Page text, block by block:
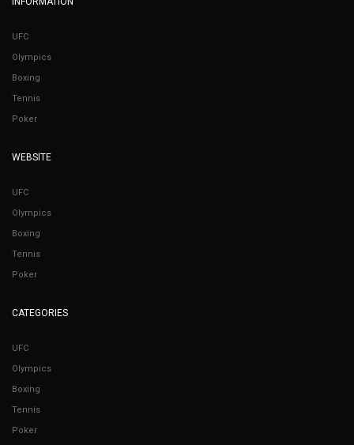
UFC
Olympics
Boxing
Tennis
Poker
WEBSITE
UFC
Olympics
Boxing
Tennis
Poker
CATEGORIES
UFC
Olympics
Boxing
Tennis
Poker